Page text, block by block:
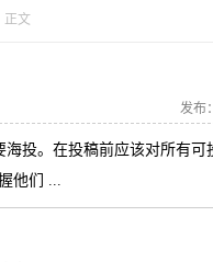
正文
发布：
。在投稿前应该对所有可
他们 ...